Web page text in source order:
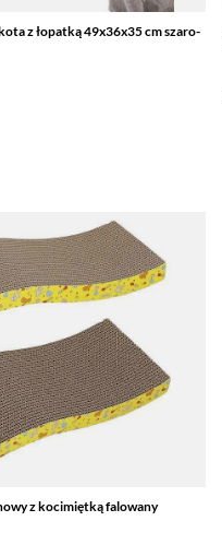
z łopatką 49x36x35 cm szaro-
z kocimiętką falowany